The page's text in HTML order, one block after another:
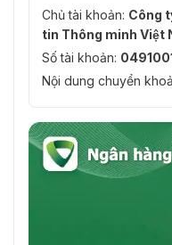
Chủ tài khoản: Công
tin Thông minh Việt
Số tài khoản:
Nội dung chuyển